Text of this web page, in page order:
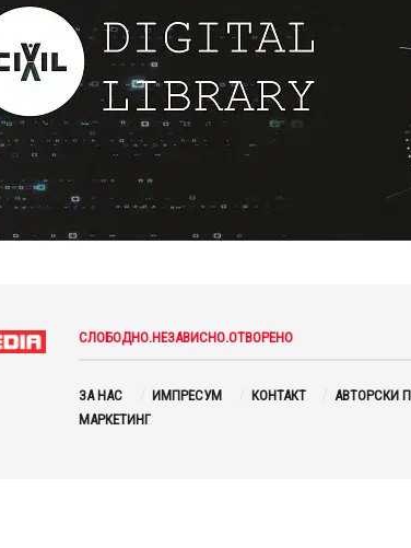
СЛОБОДНО.НЕЗАВИСНО.ОТВОРЕНО
ЗА НАС ИМПРЕСУМ КОНТАКТ АВТОРСКИ
МАРКЕТИНГ